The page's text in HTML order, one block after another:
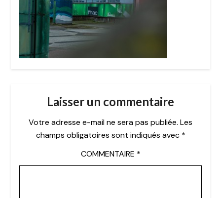
Laisser un commentaire
Votre adresse e-mail ne sera pas publiée. Les
champs obligatoires sont indiqués avec *
COMMENTAIRE *